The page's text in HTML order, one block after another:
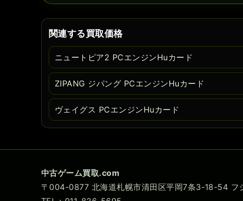
関連する買取価格
ニュートピア2 PCエンジンHuカード
ZIPANG ジパング PCエンジンHuカード
ヴェイグス PCエンジンHuカード
中古ゲーム買取.com
〒004-0877 北海道札幌市清田区平岡7条3-18-54 フ